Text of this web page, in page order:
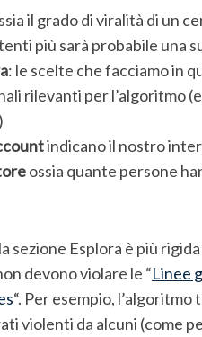
il grado di viralità di un
più sarà probabile una
: le scelte che facciamo in
rilevanti per l’algoritmo
indicano il nostro
ossia quante persone
sezione Esplora è più
devono violare le “Linee
“. Per esempio,
violenti da alcuni (come